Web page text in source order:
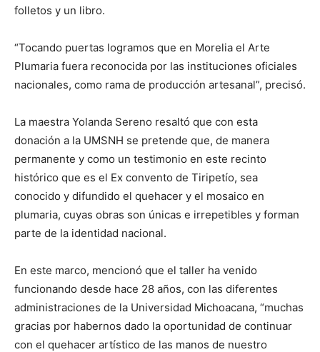
folletos y un libro.
“Tocando puertas logramos que en Morelia el Arte
Plumaria fuera reconocida por las instituciones oficiales
nacionales, como rama de producción artesanal”, precisó.
La maestra Yolanda Sereno resaltó que con esta
donación a la UMSNH se pretende que, de manera
permanente y como un testimonio en este recinto
histórico que es el Ex convento de Tiripetío, sea
conocido y difundido el quehacer y el mosaico en
plumaria, cuyas obras son únicas e irrepetibles y forman
parte de la identidad nacional.
En este marco, mencionó que el taller ha venido
funcionando desde hace 28 años, con las diferentes
administraciones de la Universidad Michoacana, “muchas
gracias por habernos dado la oportunidad de continuar
con el quehacer artístico de las manos de nuestro